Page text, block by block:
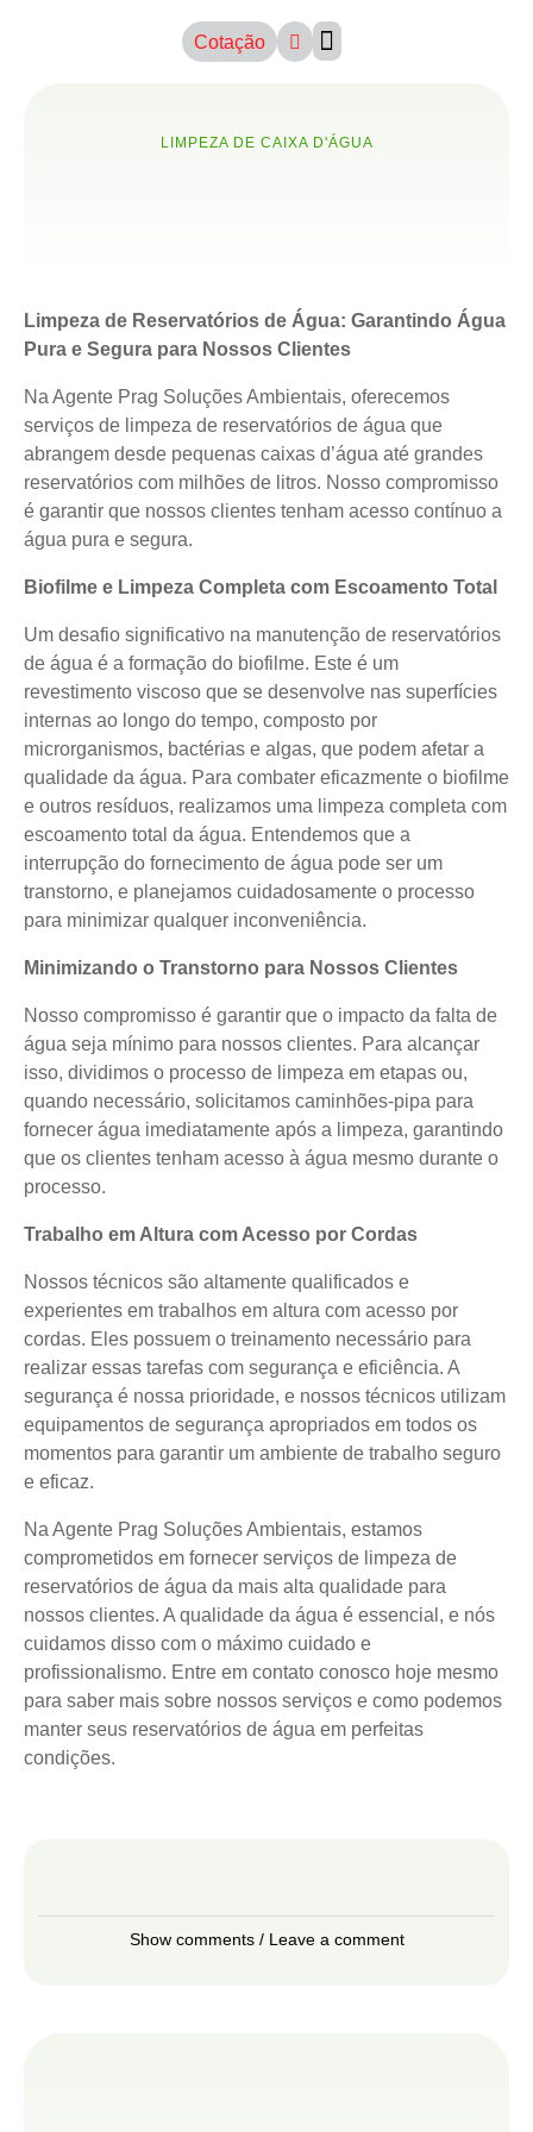
Cotação
LIMPEZA DE CAIXA D'ÁGUA
Limpeza de Reservatórios de Água: Garantindo Água
Pura e Segura para Nossos Clientes
Na Agente Prag Soluções Ambientais, oferecemos
serviços de limpeza de reservatórios de água que
abrangem desde pequenas caixas d’água até grandes
reservatórios com milhões de litros. Nosso compromisso
é garantir que nossos clientes tenham acesso contínuo a
água pura e segura.
Biofilme e Limpeza Completa com Escoamento Total
Um desafio significativo na manutenção de reservatórios
de água é a formação do biofilme. Este é um
revestimento viscoso que se desenvolve nas superfícies
internas ao longo do tempo, composto por
microrganismos, bactérias e algas, que podem afetar a
qualidade da água. Para combater eficazmente o biofilme
e outros resíduos, realizamos uma limpeza completa com
escoamento total da água. Entendemos que a
interrupção do fornecimento de água pode ser um
transtorno, e planejamos cuidadosamente o processo
para minimizar qualquer inconveniência.
Minimizando o Transtorno para Nossos Clientes
Nosso compromisso é garantir que o impacto da falta de
água seja mínimo para nossos clientes. Para alcançar
isso, dividimos o processo de limpeza em etapas ou,
quando necessário, solicitamos caminhões-pipa para
fornecer água imediatamente após a limpeza, garantindo
que os clientes tenham acesso à água mesmo durante o
processo.
Trabalho em Altura com Acesso por Cordas
Nossos técnicos são altamente qualificados e
experientes em trabalhos em altura com acesso por
cordas. Eles possuem o treinamento necessário para
realizar essas tarefas com segurança e eficiência. A
segurança é nossa prioridade, e nossos técnicos utilizam
equipamentos de segurança apropriados em todos os
momentos para garantir um ambiente de trabalho seguro
e eficaz.
Na Agente Prag Soluções Ambientais, estamos
comprometidos em fornecer serviços de limpeza de
reservatórios de água da mais alta qualidade para
nossos clientes. A qualidade da água é essencial, e nós
cuidamos disso com o máximo cuidado e
profissionalismo. Entre em contato conosco hoje mesmo
para saber mais sobre nossos serviços e como podemos
manter seus reservatórios de água em perfeitas
condições.
Show comments / Leave a comment